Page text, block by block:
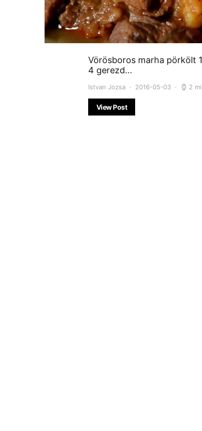
Vörösboros marha pörkölt
4 gerezd…
Istvan Jozsa 2016-05-03 2
View Post